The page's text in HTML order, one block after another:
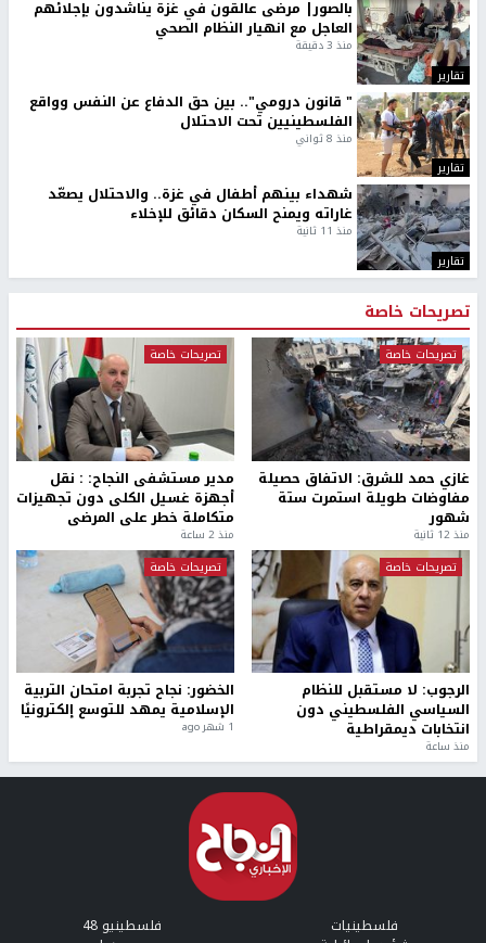
تقارير
بالصور| مرضى عالقون في غزة يناشدون بإجلائهم
العاجل مع انهيار النظام الصحي
منذ 3 دقيقة
تقارير
" قانون درومي".. بين حق الدفاع عن النفس وواقع
الفلسطينيين تحت الاحتلال
منذ 8 ثواني
تقارير
شهداء بينهم أطفال في غزة.. والاحتلال يصعّد
غاراته ويمنح السكان دقائق للإخلاء
منذ 11 ثانية
تصريحات خاصة
تصريحات خاصة
غازي حمد للشرق: الاتفاق حصيلة
مفاوضات طويلة استمرت ستة
شهور
منذ 12 ثانية
تصريحات خاصة
مدير مستشفى النجاح: : نقل
أجهزة غسيل الكلى دون تجهيزات
متكاملة خطر على المرضى
منذ 2 ساعة
تصريحات خاصة
الرجوب: لا مستقبل للنظام
السياسي الفلسطيني دون
انتخابات ديمقراطية
منذ ساعة
تصريحات خاصة
الخضور: نجاح تجربة امتحان التربية
الإسلامية يمهد للتوسع إلكترونيًا
1 شهر ago
فلسطينيات فلسطينيو 48